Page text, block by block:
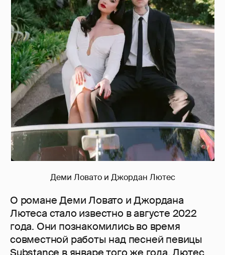
Деми Ловато и Джордан Лютес
О романе Деми Ловато и Джордана
Лютеса стало известно в августе 2022
года. Они познакомились во время
совместной работы над песней певицы